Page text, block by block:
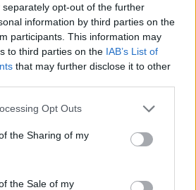
opt-out of the further
information by third parties on the
participants. This information may
to third parties on the IAB’s List of
that may further disclose it to other
Opt Outs
the Sharing of my
the Sale of my
στοιχηματίζουν στα
– Κύμα νέων